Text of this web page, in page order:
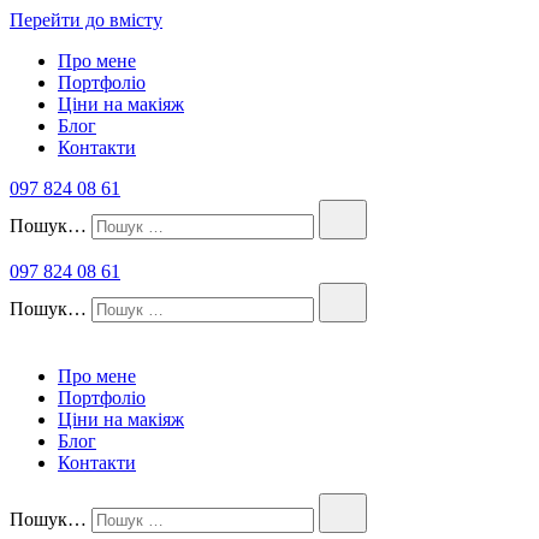
Перейти до вмісту
Про мене
Портфоліо
Ціни на макіяж
Блог
Контакти
097 824 08 61
Пошук…
097 824 08 61
Пошук…
Про мене
Портфоліо
Ціни на макіяж
Блог
Контакти
Пошук…